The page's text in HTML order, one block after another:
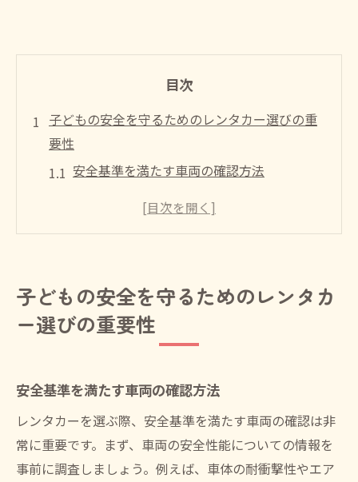
目次
子どもの安全を守るためのレンタカー選びの重
要性
安全基準を満たす車両の確認方法
チャイルドシートの取り扱いと取り付け
安心できる旅行のための準備
信頼できるレンタカー会社を選ぶポイント
長年の運営実績がある会社を選ぶ理由
保険の取り扱いと対応の確認
プランの柔軟性と追加オプション
利用者サポートの充実度を見るポイント
子どもの安全を守るためのレンタカ
ー選びの重要性
安全基準を満たす車両の確認方法
レンタカーを選ぶ際、安全基準を満たす車両の確認は非
常に重要です。まず、車両の安全性能についての情報を
事前に調査しましょう。例えば、車体の耐衝撃性やエア